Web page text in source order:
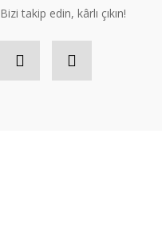
Bizi takip edin, kârlı çıkın!